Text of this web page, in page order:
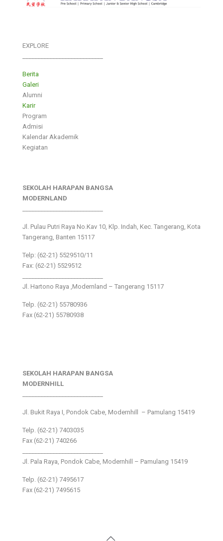
EXPLORE
Berita
Galeri
Alumni
Karir
Program
Admisi
Kalendar Akademik
Kegiatan
SEKOLAH HARAPAN BANGSA
MODERNLAND
Jl. Pulau Putri Raya No.Kav 10, Klp. Indah, Kec. Tangerang, Kota
Tangerang, Banten 15117
Telp: (62-21) 5529510/11
Fax: (62-21) 5529512
Jl. Hartono Raya ,Modernland – Tangerang 15117
Telp. (62-21) 55780936
Fax (62-21) 55780938
SEKOLAH HARAPAN BANGSA
MODERNHILL
Jl. Bukit Raya I, Pondok Cabe, Modernhill – Pamulang 15419
Telp. (62-21) 7403035
Fax (62-21) 740266
Jl. Pala Raya, Pondok Cabe, Modernhill – Pamulang 15419
Telp. (62-21) 7495617
Fax (62-21) 7495615